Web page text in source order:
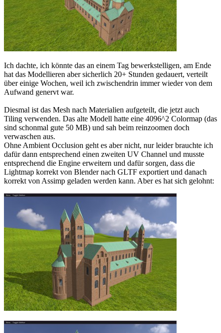
Ich dachte, ich könnte das an einem Tag bewerkstelligen, am Ende
hat das Modellieren aber sicherlich 20+ Stunden gedauert, verteilt
über einige Wochen, weil ich zwischendrin immer wieder von dem
Aufwand genervt war.
Diesmal ist das Mesh nach Materialien aufgeteilt, die jetzt auch
Tiling verwenden. Das alte Modell hatte eine 4096^2 Colormap (das
sind schonmal gute 50 MB) und sah beim reinzoomen doch
verwaschen aus.
Ohne Ambient Occlusion geht es aber nicht, nur leider brauchte ich
dafür dann entsprechend einen zweiten UV Channel und musste
entsprechend die Engine erweitern und dafür sorgen, dass die
Lightmap korrekt von Blender nach GLTF exportiert und danach
korrekt von Assimp geladen werden kann. Aber es hat sich gelohnt: